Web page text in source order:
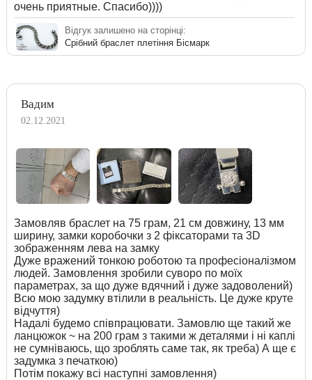
очень приятные. Спасибо))))
Відгук залишено на сторінці:
Срібний браслет плетіння Бісмарк
Вадим
02.12.2021
Замовляв браслет на 75 грам, 21 см довжину, 13 мм
ширину, замки коробочки з 2 фіксаторами та 3D
зображенням лева на замку
Дуже вражений тонкою роботою та професіоналізмом
людей. Замовлення зробили суворо по моїх
параметрах, за що дуже вдячний і дуже задоволений)
Всю мою задумку втілили в реальність. Це дуже круте
відчуття)
Надалі будемо співпрацювати. Замовлю ще такий же
ланцюжок ~ на 200 грам з такими ж деталями і ні каплі
не сумніваюсь, що зроблять саме так, як треба) А ще є
задумка з печаткою)
Потім покажу всі наступні замовлення)